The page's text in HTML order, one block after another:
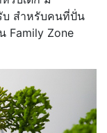
บ สำหรับคนที่ปั่น
Family Zone